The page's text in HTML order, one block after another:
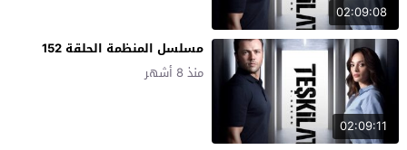
02:09:08
02:09:11
مسلسل المنظمة الحلقة 152
منذ 8 أشهر